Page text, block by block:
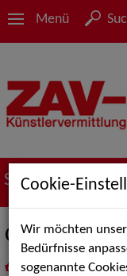
Menü
Suche nach
Olena Weiss
inMeine Merkliste
Cookie-
Wir möchten
Bedürfnisse
sogenannte